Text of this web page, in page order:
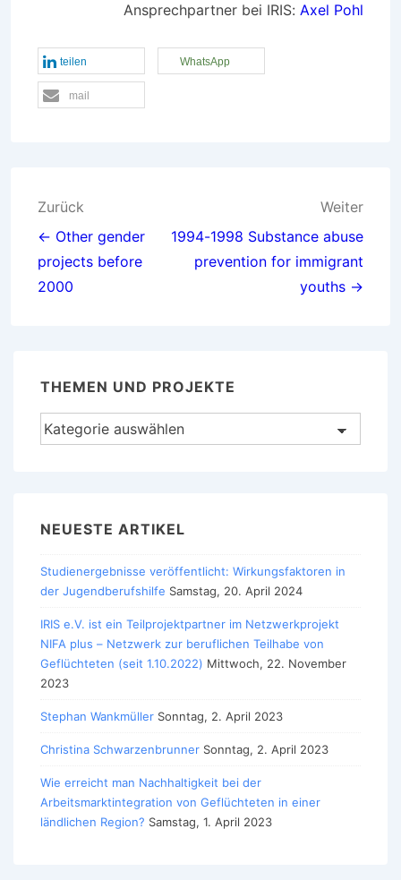
Ansprechpartner bei IRIS: Axel Pohl
teilen WhatsApp
mail
Beitragsnavigation
Zurück
← Other gender
projects before
2000
Weiter
1994-1998 Substance abuse
prevention for immigrant
youths →
THEMEN UND PROJEKTE
Themen
und
NEUESTE ARTIKEL
Studienergebnisse veröffentlicht: Wirkungsfaktoren in
der Jugendberufshilfe Samstag, 20. April 2024
IRIS e.V. ist ein Teilprojektpartner im Netzwerkprojekt
NIFA plus – Netzwerk zur beruflichen Teilhabe von
Geflüchteten (seit 1.10.2022) Mittwoch, 22. November
2023
Stephan Wankmüller Sonntag, 2. April 2023
Christina Schwarzenbrunner Sonntag, 2. April 2023
Wie erreicht man Nachhaltigkeit bei der
Arbeitsmarktintegration von Geflüchteten in einer
ländlichen Region? Samstag, 1. April 2023